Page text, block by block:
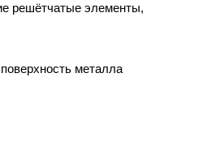
решётчатые элементы,
металла